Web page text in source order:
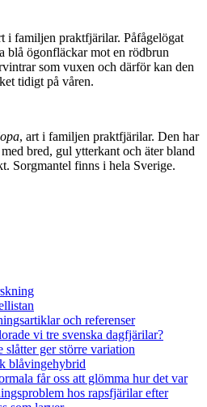
i familjen praktfjärilar. Påfågelögat
blå ögonfläckar mot en rödbrun
som vuxen och därför kan den
tidigt på våren.
, art i familjen praktfjärilar. Den har
bred, gul ytterkant och äter bland
Sorgmantel finns i hela Sverige.
och referenser
vi tre svenska dagfjärilar?
slåtter ger större variation
blåvingehybrid
får oss att glömma hur det var
hos rapsfjärilar efter